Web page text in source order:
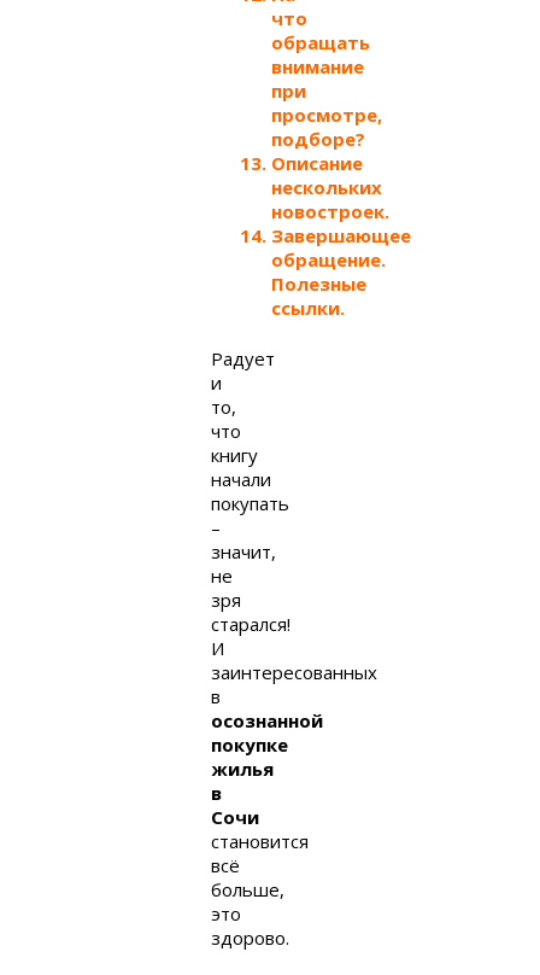
что
обращать
внимание
при
просмотре,
подборе?
Описание
нескольких
новостроек.
Завершающее
обращение.
Полезные
ссылки.
Радует
и
то,
что
книгу
начали
покупать
–
значит,
не
зря
старался!
И
заинтересованных
в
осознанной
покупке
жилья
в
Сочи
становится
всё
больше,
это
здорово.